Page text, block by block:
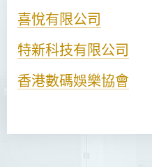
喜悅有限公司
特新科技有限公司
香港數碼娛樂協會
健